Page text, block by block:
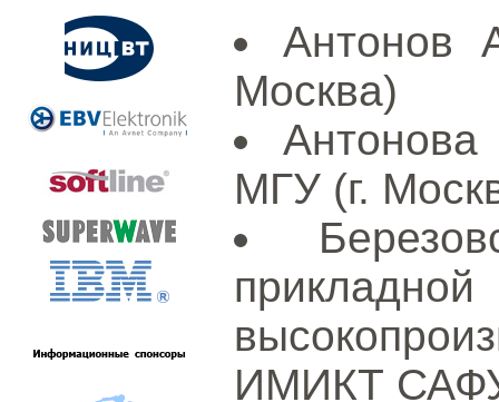
Антонов
Москва)
МГУ (г.
ИМИКТ САФУ